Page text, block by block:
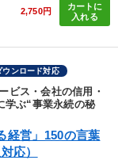
業
2,750円
カートに
入れる
ウンロード対応
ビス・会社の信用・
ぶ“事業永続の秘
経営」150の言葉
応）